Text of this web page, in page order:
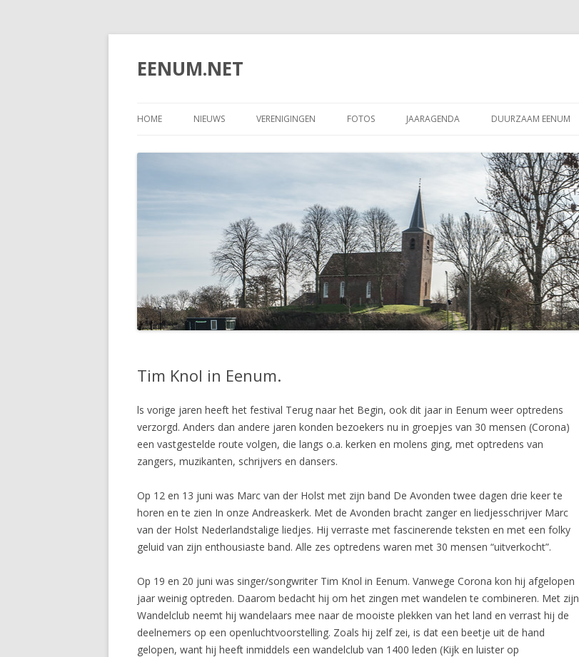
EENUM.NET
naar
HOME NIEUWS VERENIGINGEN
DORPSHUISCOMMISSIE
FOTOS
VISSEN 2021
JEU DE BOULES 2021
WATERLEIDINGSBREUK OP DE
BOSWEG 2017
BURENDAG 2016
PLANTEN POTEN OP POORTVEN
2017
ROMMELMARKT 2016
STAMPPOTBUFFET 2016
JAARAGENDA DUURZAAM EENUM
VERSLAGEN
Tim Knol in Eenum.
ls vorige jaren heeft het festival Terug naar het Begin, ook dit jaar in Eenum weer optredens
verzorgd. Anders dan andere jaren konden bezoekers nu in groepjes van 30 mensen (Corona)
een vastgestelde route volgen, die langs o.a. kerken en molens ging, met optredens van
zangers, muzikanten, schrijvers en dansers.
Op 12 en 13 juni was Marc van der Holst met zijn band De Avonden twee dagen drie keer te
horen en te zien In onze Andreaskerk. Met de Avonden bracht zanger en liedjesschrijver Marc
van der Holst Nederlandstalige liedjes. Hij verraste met fascinerende teksten en met een folky
geluid van zijn enthousiaste band. Alle zes optredens waren met 30 mensen “uitverkocht”.
Op 19 en 20 juni was singer/songwriter Tim Knol in Eenum. Vanwege Corona kon hij afgelopen
jaar weinig optreden. Daarom bedacht hij om het zingen met wandelen te combineren. Met zijn
Wandelclub neemt hij wandelaars mee naar de mooiste plekken van het land en verrast hij de
deelnemers op een openluchtvoorstelling. Zoals hij zelf zei, is dat een beetje uit de hand
gelopen, want hij heeft inmiddels een wandelclub van 1400 leden (Kijk en luister op